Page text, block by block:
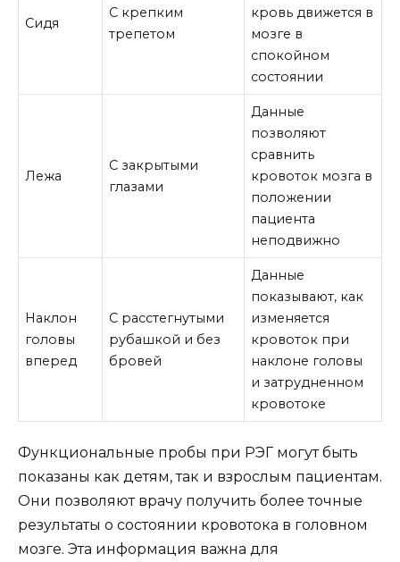
Сидя
С крепким
трепетом
кровь движется в
мозге в
спокойном
состоянии
Лежа
С закрытыми
глазами
Данные
позволяют
сравнить
кровоток мозга в
положении
пациента
неподвижно
Наклон
головы
вперед
С расстегнутыми
рубашкой и без
бровей
Данные
показывают, как
изменяется
кровоток при
наклоне головы
и затрудненном
кровотоке
Функциональные пробы при РЭГ могут быть
показаны как детям, так и взрослым пациентам.
Они позволяют врачу получить более точные
результаты о состоянии кровотока в головном
мозге. Эта информация важна для